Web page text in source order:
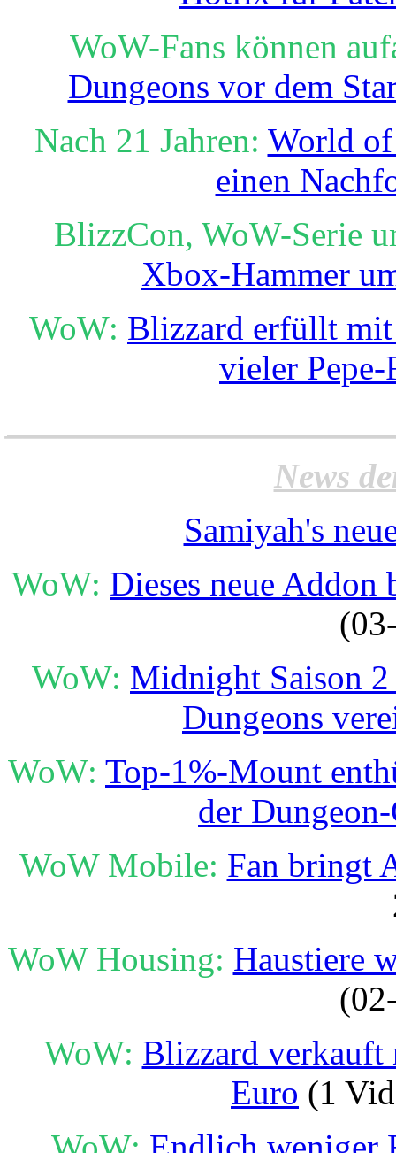
WoW-Fans können
Dungeons vor dem
Nach 21 Jahren: World
einen
BlizzCon, WoW-Serie
Xbox-Hammer
WoW: Blizzard erfüllt mit
vieler Pepe-
News
Samiyah's
WoW: Dieses neue
WoW: Midnight Saison
Dungeons
WoW: Top-1%-Mount
der
WoW Mobile: Fan bringt
WoW Housing: Haustiere
WoW: Blizzard verkauft
Euro (1